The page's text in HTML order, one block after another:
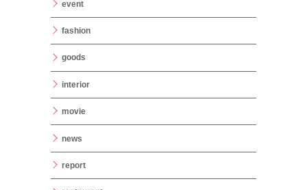
event
fashion
goods
interior
movie
news
report